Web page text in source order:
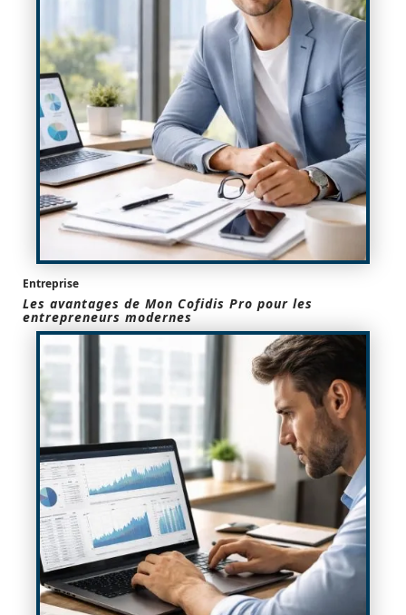
Entreprise
Les avantages de Mon Cofidis Pro pour les
entrepreneurs modernes